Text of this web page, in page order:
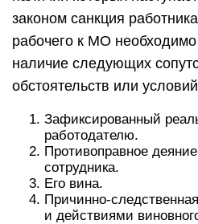
законом санкция
рабочего к МО
наличие следующих
обстоятельств или
Зафиксированный
работодателю.
Противоправное
сотрудника.
Его вина.
Причинно-
и действиями